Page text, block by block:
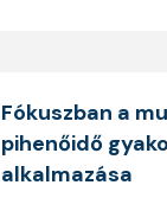
Fókuszban a
pihenőidő
alkalmazása